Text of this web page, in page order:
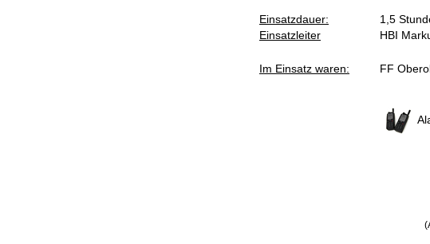
Einsatzdauer:
1,5
Einsatzleiter
HBI
Im Einsatz waren: FF